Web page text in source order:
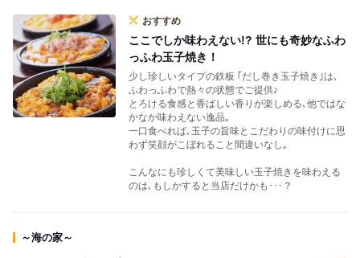
おすすめ
ここでしか味わえない!? 世にも奇妙なふわ
っふわ玉子焼き！
少し珍しいタイプの鉄板 ｢だし巻き玉子焼き｣は､
ふわっふわで熱々の状態でご提供♪
とろける食感と香ばしい香りが楽しめる､他ではな
かなか味わえない逸品｡
一口食べれば､玉子の旨味とこだわりの味付けに思
わず笑顔がこぼれること間違いなし｡
こんなにも珍しくて美味しい玉子焼きを味わえる
のは､もしかすると当店だけかも･･･？
～海の家～